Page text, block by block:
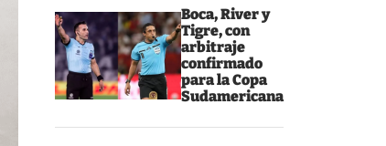
Boca, River y
Tigre, con
arbitraje
confirmado
para la Copa
Sudamericana